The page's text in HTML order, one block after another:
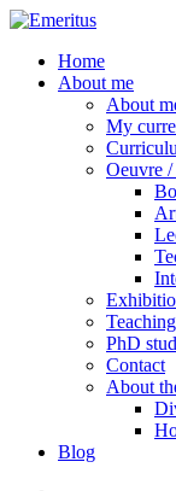
Skip
main
content
search
Menu
Home
About me
About
My
Oeuvre
Teaching
PhD
Contact
About
Blog